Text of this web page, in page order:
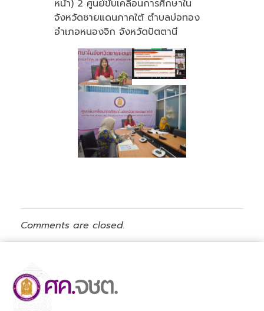
หน้า) 2 ศูนย์ขับเคลื่อนการศึกษาใน
จังหวัดชายแดนภาคใต้ ตำบลบ่อทอง
อำเภอหนองจิก จังหวัดปัตตานี
Comments are closed.